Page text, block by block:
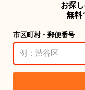
お探
無料
市区町村・郵便番号